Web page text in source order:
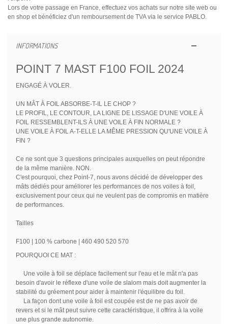
Lors de votre passage en France, effectuez vos achats sur notre site web ou
en shop et bénéficiez d'un remboursement de TVA via le service PABLO.
INFORMATIONS
POINT 7 MAST F100 FOIL 2024
ENGAGÉ À VOLER.
UN MÂT À FOIL ABSORBE-T-IL LE CHOP ?
LE PROFIL, LE CONTOUR, LA LIGNE DE LISSAGE D'UNE VOILE À
FOIL RESSEMBLENT-ILS À UNE VOILE À FIN NORMALE ?
UNE VOILE À FOIL A-T-ELLE LA MÊME PRESSION QU'UNE VOILE À
FIN ?
Ce ne sont que 3 questions principales auxquelles on peut répondre
de la même manière. NON.
C'est pourquoi, chez Point-7, nous avons décidé de développer des
mâts dédiés pour améliorer les performances de nos voiles à foil,
exclusivement pour ceux qui ne veulent pas de compromis en matière
de performances.
Tailles
F100 | 100 % carbone | 460 490 520 570
POURQUOI CE MAT :
Une voile à foil se déplace facilement sur l'eau et le mât n'a pas
besoin d'avoir le réflexe d'une voile de slalom mais doit augmenter la
stabilité du gréement pour aider à maintenir l'équilibre du foil.
La façon dont une voile à foil est coupée est de ne pas avoir de
revers et si le mât peut suivre cette caractéristique, il offrira à la voile
une plus grande autonomie.